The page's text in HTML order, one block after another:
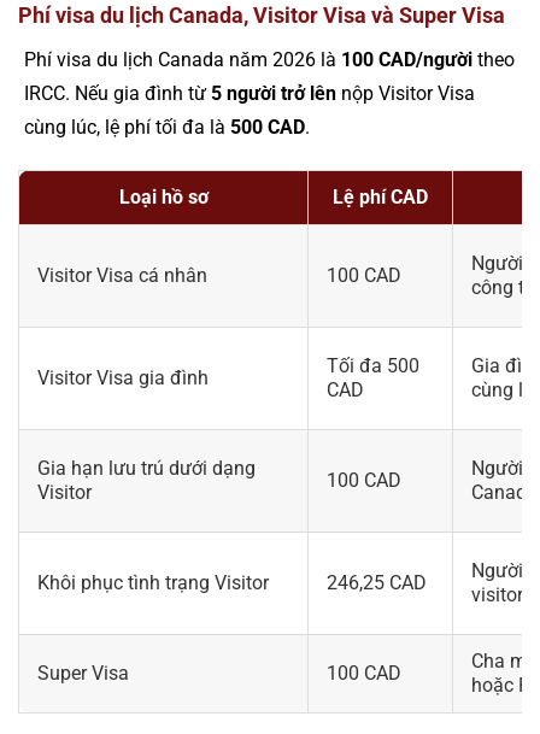
Phí visa du lịch Canada, Visitor Visa và Super Visa
Phí visa du lịch Canada năm 2026 là 100 CAD/người theo
IRCC. Nếu gia đình từ 5 người trở lên nộp Visitor Visa
cùng lúc, lệ phí tối đa là 500 CAD.
Loại hồ sơ Lệ phí CAD
Visitor Visa cá nhân 100 CAD
Người
công
Visitor Visa gia đình
Tối đa 500
CAD
Gia
cùng
Gia hạn lưu trú dưới dạng
Visitor
100 CAD
Người
Canada
Khôi phục tình trạng Visitor 246,25 CAD
Người
visitor
Super Visa 100 CAD
Cha
hoặc